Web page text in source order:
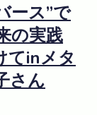
ース”で
の実践
てinメタ
さん